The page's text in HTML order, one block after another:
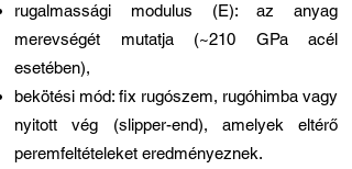
rugalmassági modulus (E): az anyag
merevségét mutatja (~210 GPa acél
esetében),
bekötési mód: fix rugószem, rugóhimba vagy
nyitott vég (slipper-end), amelyek eltérő
peremfeltételeket eredményeznek.